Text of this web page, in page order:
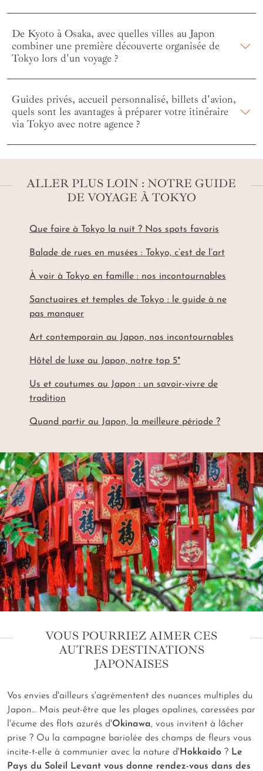
De Kyoto à Osaka, avec quelles villes au Japon
combiner une première découverte organisée de
Tokyo lors d'un voyage ?
Guides privés, accueil personnalisé, billets d'avion,
quels sont les avantages à préparer votre itinéraire
via Tokyo avec notre agence ?
ALLER PLUS LOIN : NOTRE GUIDE
DE VOYAGE À TOKYO
Que faire à Tokyo la nuit ? Nos spots favoris
Balade de rues en musées : Tokyo, c’est de l’art
À voir à Tokyo en famille : nos incontournables
Sanctuaires et temples de Tokyo : le guide à ne
pas manquer
Art contemporain au Japon, nos incontournables
Hôtel de luxe au Japon, notre top 5*
Us et coutumes au Japon : un savoir-vivre de
tradition
Quand partir au Japon, la meilleure période ?
VOUS POURRIEZ AIMER CES
AUTRES DESTINATIONS
JAPONAISES
Vos envies d'ailleurs s'agrémentent des nuances multiples du
Japon… Mais peut-être que les plages opalines, caressées par
l'écume des flots azurés d'Okinawa, vous invitent à lâcher
prise ? Ou la campagne bariolée des champs de fleurs vous
incite-t-elle à communier avec la nature d' Hokkaido ? Le
Pays du Soleil Levant vous donne rendez-vous dans des